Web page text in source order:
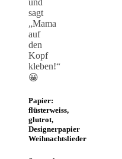
sagt
„Mama
auf
den
Kopf
kleben!“
😀
Papier:
flüsterweiss,
glutrot,
Designerpapier
Weihnachtslieder